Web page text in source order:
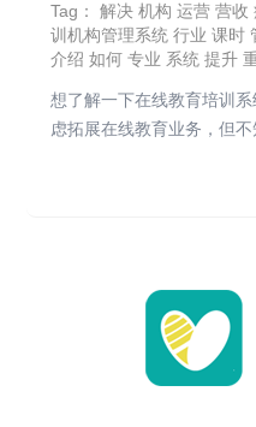
Tag：解决 机构 运营 营收
训机构管理系统 行业 课时
介绍 如何 专业 系统 提升
想了解一下在线教育培训
虑拓展在线教育业务，但